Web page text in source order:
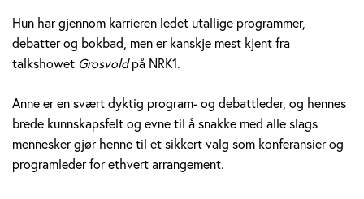
Hun har gjennom karrieren ledet utallige programmer,
debatter og bokbad, men er kanskje mest kjent fra
talkshowet Grosvoldpå NRK1.
Anne er en svært dyktig program- og debattleder, og hennes
brede kunnskapsfelt og evne til å snakke med alle slags
mennesker gjør henne til et sikkert valg som konferansier og
programleder for ethvert arrangement.